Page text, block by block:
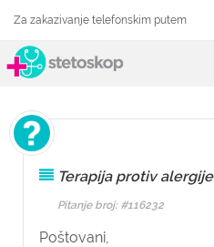
Za zakazivanje telefonskim putem
Terapija protiv alergije
Pitanje broj: #116232
Poštovani,